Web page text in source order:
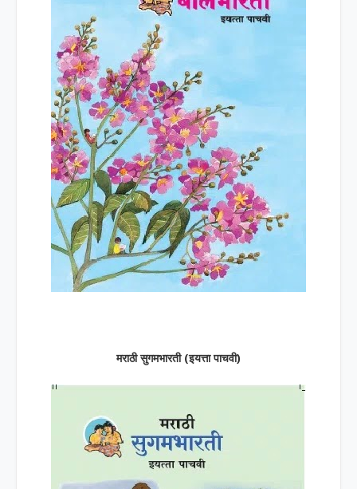
मराठी सुगमभारती (इयत्ता पाचवी)